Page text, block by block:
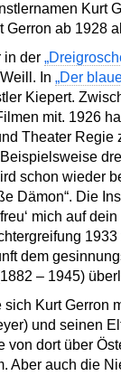
Kurt
Gerron ab 1928
in der
In „Der
Kiepert.
mit. 1926
Theater Regie
Beispielsweise
schon wieder
Dämon“. Die
mich auf
dem
– 1945)
sich Kurt Gerron
und seinen
von dort über
Aber auch die